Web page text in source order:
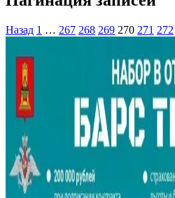
Назад 1 … 267 268 269 270 271 272